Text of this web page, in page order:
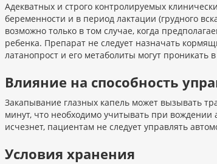
Адекватных и строго контролируемых
беременности и в период лактации (грудного
возможно только в том случае, когда
ребенка. Препарат не следует назначать
латанопрост и его метаболиты могут проникать
Влияние на способность
Закапывание глазных капель может вызывать
минут, что необходимо учитывать при
исчезнет, пациентам не следует управлять
Условия хранения